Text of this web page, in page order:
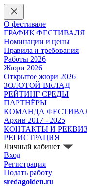
О фестивале
ГРАФИК ФЕСТИВАЛЯ
Номинации и цены
Правила и требования
Работы 2026
Жюри 2026
Открытое жюри 2026
ЗОЛОТОЙ ВКЛАД
РЕЙТИНГ СРЕДЫ
ПАРТНЁРЫ
КОМАНДА
Архив 2017 - 2025
КОНТАКТЫ И
РЕГИСТРАЦИЯ
Личный кабинет
Вход
Регистрация
Подать работу
sredagolden.ru